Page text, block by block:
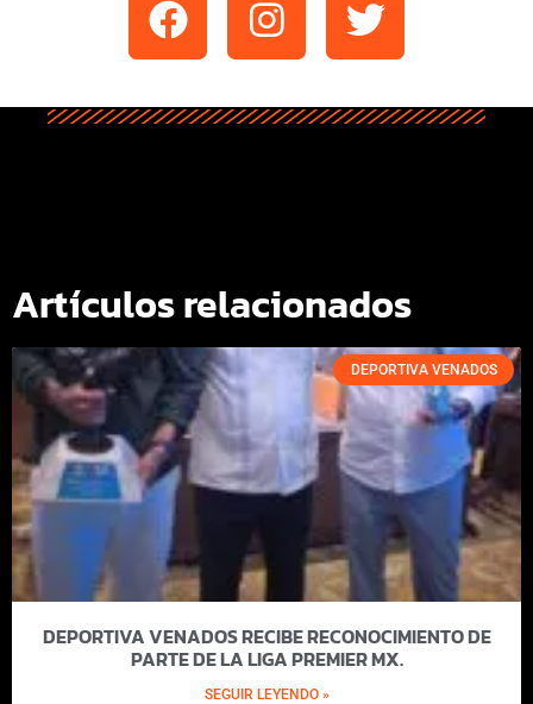
Artículos relacionados
DEPORTIVA VENADOS
DEPORTIVA VENADOS RECIBE RECONOCIMIENTO DE
PARTE DE LA LIGA PREMIER MX.
SEGUIR LEYENDO »